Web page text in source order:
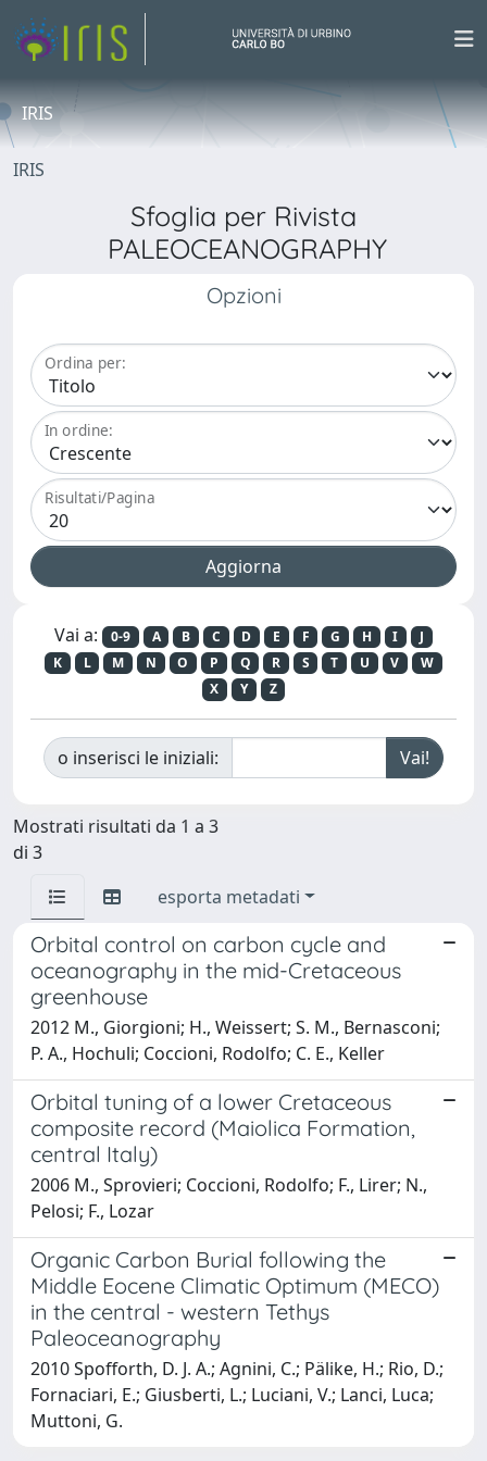
IRIS
IRIS
Sfoglia per Rivista
PALEOCEANOGRAPHY
Opzioni
Ordina per:
In ordine:
Risultati/Pagina
Vai a: 0-9 A B C D E F G H I
J
K
L M N O P Q R S T U V
W
X
Y Z
o inserisci le iniziali:
Mostrati risultati da 1 a 3
di 3
esporta metadati
Orbital control on carbon cycle and
oceanography in the mid-Cretaceous
greenhouse
2012 M., Giorgioni; H., Weissert; S. M., Bernasconi;
P. A., Hochuli; Coccioni, Rodolfo; C. E., Keller
Orbital tuning of a lower Cretaceous
composite record (Maiolica Formation,
central Italy)
2006 M., Sprovieri; Coccioni, Rodolfo; F., Lirer; N.,
Pelosi; F., Lozar
Organic Carbon Burial following the
Middle Eocene Climatic Optimum (MECO)
in the central - western Tethys
Paleoceanography
2010 Spofforth, D. J. A.; Agnini, C.; Pälike, H.; Rio, D.;
Fornaciari, E.; Giusberti, L.; Luciani, V.; Lanci, Luca;
Muttoni, G.